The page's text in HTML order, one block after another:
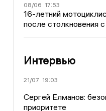
08/06 17:53
16-летний
после
Интервью
21/07 19:03
Сергей Елманов:
приоритете